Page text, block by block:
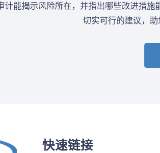
计能揭示风险所在，并指出哪些改进措
切实可行的建议，
快速链接